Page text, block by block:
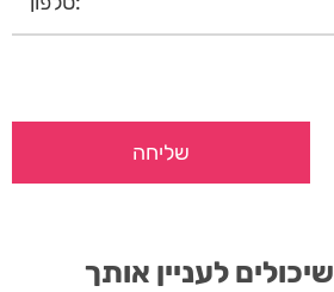
שיכולים לעניין אותך